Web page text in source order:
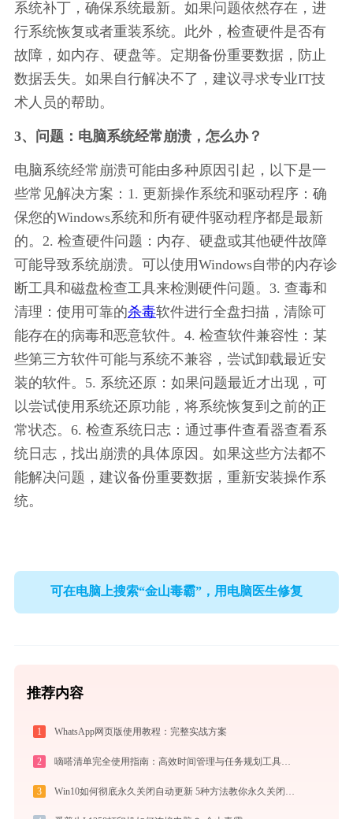
系统补丁，确保系统最新。如果问题依然存在，进
行系统恢复或者重装系统。此外，检查硬件是否有
故障，如内存、硬盘等。定期备份重要数据，防止
数据丢失。如果自行解决不了，建议寻求专业IT技
术人员的帮助。
3、问题：电脑系统经常崩溃，怎么办？
电脑系统经常崩溃可能由多种原因引起，以下是一
些常见解决方案：1. 更新操作系统和驱动程序：确
保您的Windows系统和所有硬件驱动程序都是最新
的。2. 检查硬件问题：内存、硬盘或其他硬件故障
可能导致系统崩溃。可以使用Windows自带的内存诊
断工具和磁盘检查工具来检测硬件问题。3. 查毒和
清理：使用可靠的杀毒软件进行全盘扫描，清除可
能存在的病毒和恶意软件。4. 检查软件兼容性：某
些第三方软件可能与系统不兼容，尝试卸载最近安
装的软件。5. 系统还原：如果问题最近才出现，可
以尝试使用系统还原功能，将系统恢复到之前的正
常状态。6. 检查系统日志：通过事件查看器查看系
统日志，找出崩溃的具体原因。如果这些方法都不
能解决问题，建议备份重要数据，重新安装操作系
统。
可在电脑上搜索“金山毒霸”，用电脑医生修复
推荐内容
1 WhatsApp网页版使用教程：完整实战方案
2 嘀嗒清单完全使用指南：高效时间管理与任务规划工具，让你的每一天井井有条
3